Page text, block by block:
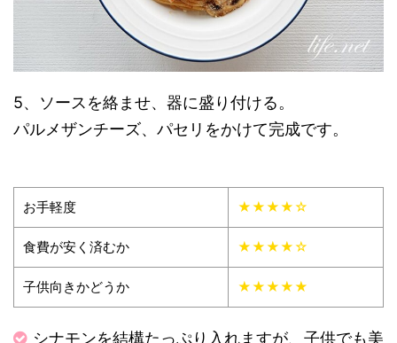
5、ソースを絡ませ、器に盛り付ける。
パルメザンチーズ、パセリをかけて完成です。
お手軽度 ★★★★☆
食費が安く済むか ★★★★☆
子供向きかどうか ★★★★★
シナモンを結構たっぷり入れますが、子供でも美